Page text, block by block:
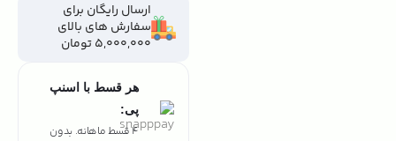
ارسال رایگان برای
سفارش های بالای
5,000,000 تومان
هر قسط با اسنپ
پی:
4 قسط ماهانه. بدون